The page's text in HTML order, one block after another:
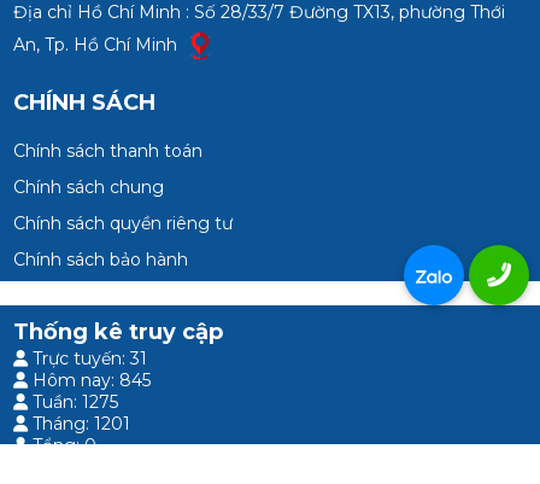
Địa chỉ Hồ Chí Minh : Số 28/33/7 Đường TX13, phường Thới
An, Tp. Hồ Chí Minh
CHÍNH SÁCH
Chính sách thanh toán
Chính sách chung
Chính sách quyền riêng tư
Chính sách bảo hành
Thống kê truy cập
Trực tuyến: 31
Hôm nay: 845
Tuần: 1275
Tháng: 1201
Tổng: 0